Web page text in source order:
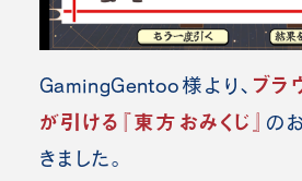
GamingGentoo様より、 ブラ
が引ける『東方おみくじ』 の
きました。